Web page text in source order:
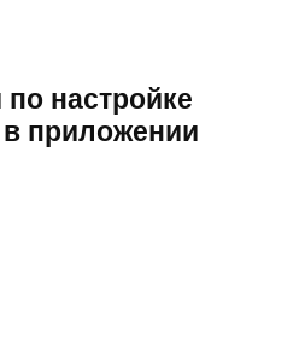
настройке
в приложении